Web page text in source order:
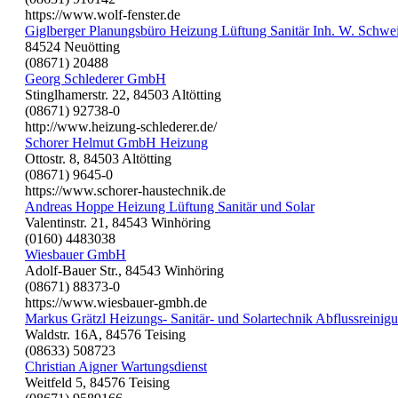
https://www.wolf-fenster.de
Giglberger Planungsbüro Heizung Lüftung Sanitär Inh. W.
84524 Neuötting
(08671) 20488
Georg Schlederer GmbH
Stinglhamerstr. 22, 84503 Altötting
(08671) 92738-0
http://www.heizung-schlederer.de/
Schorer Helmut GmbH Heizung
Ottostr. 8, 84503 Altötting
(08671) 9645-0
https://www.schorer-haustechnik.de
Andreas Hoppe Heizung Lüftung Sanitär und Solar
Valentinstr. 21, 84543 Winhöring
(0160) 4483038
Wiesbauer GmbH
Adolf-Bauer Str., 84543 Winhöring
(08671) 88373-0
https://www.wiesbauer-gmbh.de
Markus Grätzl Heizungs- Sanitär- und Solartechnik
Waldstr. 16A, 84576 Teising
(08633) 508723
Christian Aigner Wartungsdienst
Weitfeld 5, 84576 Teising